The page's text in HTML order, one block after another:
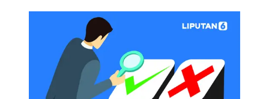
CEK FAKTA Liputan6 (Liputan6.com/Abdillah)